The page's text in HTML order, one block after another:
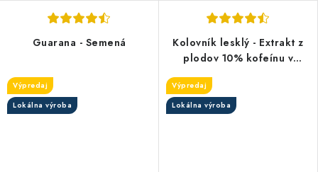
Guarana - Semená
Výpredaj
Lokálna výroba
Kolovník lesklý - Extrakt z
plodov 10% kofeínu v
Výpredaj
Lokálna výroba